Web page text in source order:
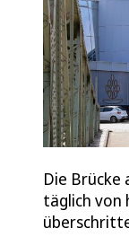
Die Brücke
täglich von